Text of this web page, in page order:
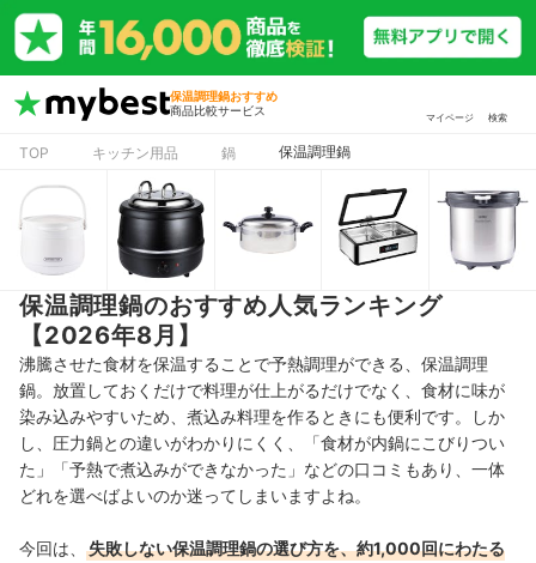
保温調理鍋おすすめ
商品比較サービス
マイページ 検索
TOP キッチン用品 鍋 保温調理鍋
保温調理鍋のおすすめ人気ランキング
【2026年8月】
沸騰させた食材を保温することで予熱調理ができる、保温調理
鍋。放置しておくだけで料理が仕上がるだけでなく、食材に味が
染み込みやすいため、煮込み料理を作るときにも便利です。しか
し、圧力鍋との違いがわかりにくく、「食材が内鍋にこびりつい
た」「予熱で煮込みができなかった」などの口コミもあり、一体
どれを選べばよいのか迷ってしまいますよね。
今回は、
失敗しない保温調理鍋の選び方を、約1,000回にわたる